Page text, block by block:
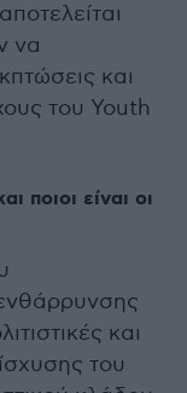
να
και
του Youth
ποιοι είναι οι
και
του